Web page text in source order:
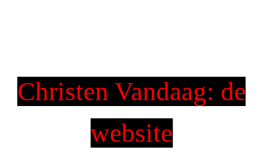
Christen Vandaag: de
website